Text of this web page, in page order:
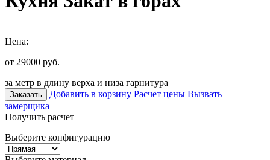
Цена:
от 29000 руб.
за метр в длину верха и низа гарнитура
Заказать Добавить в корзину Расчет цены Вызвать
замерщика
Получить расчет
Выберите конфигурацию